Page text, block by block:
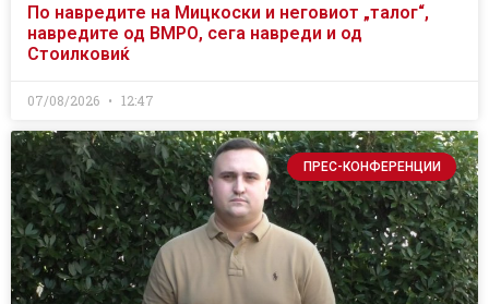
По навредите на Мицкоски и неговиот „талог“,
навредите од ВМРО, сега навреди и од
Стоилковиќ
07/08/2026 12:47
ПРЕС-КОНФЕРЕНЦИИ